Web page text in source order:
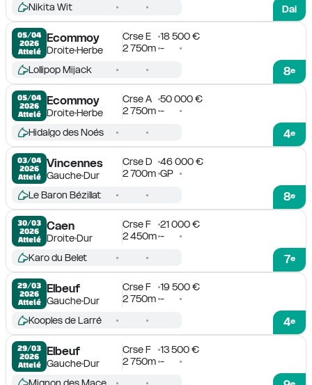
Dai
Nikita Wit
05/04
2026
Attelé
Ecommoy
DroiteHerbe
Crse E
18 500 €
2 750m -
8e
Lollipop Mijack
05/04
2026
Attelé
Ecommoy
DroiteHerbe
Crse A
50 000 €
2 750m -
4e
Hidalgo des Noés
03/04
2026
Attelé
Vincennes
GaucheDur
Crse D
46 000 €
2 700m GP
8e
Le Baron Bézillat
30/03
2026
Attelé
Caen
DroiteDur
Crse F
21 000 €
2 450m -
7e
Karo du Belet
29/03
2026
Attelé
Elbeuf
GaucheDur
Crse F
19 500 €
2 750m -
4e
Kooples de Larré
29/03
2026
Attelé
Elbeuf
GaucheDur
Crse F
13 500 €
2 750m -
e